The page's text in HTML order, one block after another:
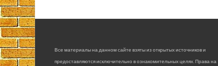
Все материалы на данном сайте взяты из открытых источников и
предоставляются исключительно в ознакомительных целях. Права на